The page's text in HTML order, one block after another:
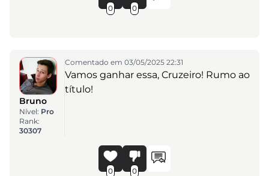
0 0
Bruno
Nível: Pro
Rank:
30307
Comentado em 03/05/2025 22:31
Vamos ganhar essa, Cruzeiro! Rumo ao
título!
0 0